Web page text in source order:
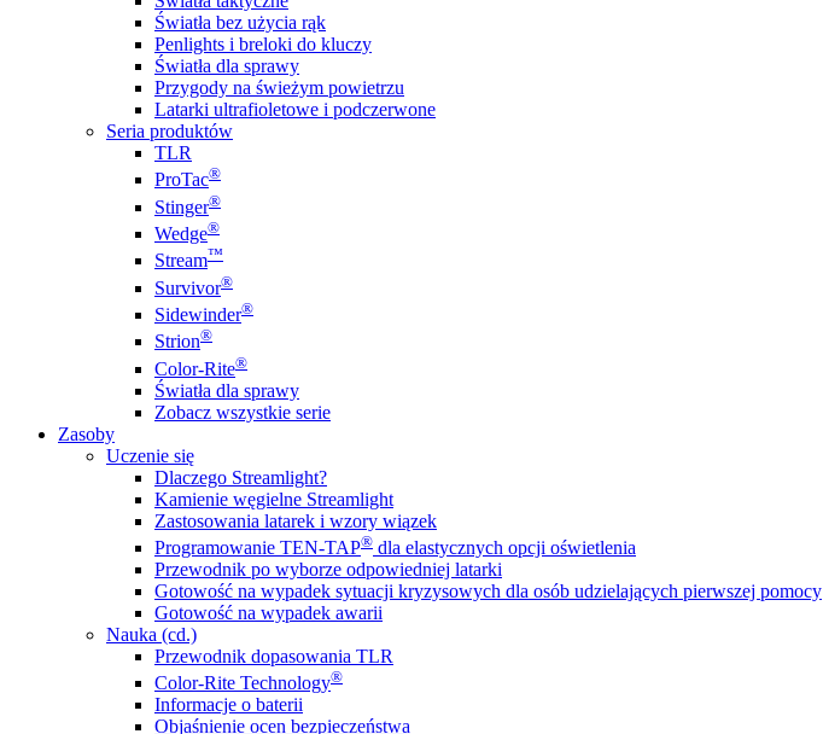
Światła bez użycia rąk
Penlights i breloki do kluczy
Światła dla sprawy
Przygody na świeżym powietrzu
Latarki ultrafioletowe i podczerwone
Seria produktów
TLR
ProTac®
Stinger®
Wedge®
Stream™
Survivor®
Sidewinder®
Strion®
Color-Rite®
Światła dla sprawy
Zobacz wszystkie serie
Zasoby
Uczenie się
Dlaczego Streamlight?
Kamienie węgielne Streamlight
Zastosowania latarek i wzory wiązek
Programowanie TEN-TAP® dla elastycznych opcji oświetlenia
Przewodnik po wyborze odpowiedniej latarki
Gotowość na wypadek sytuacji kryzysowych dla osób udzielających pierwszej pomocy
Gotowość na wypadek awarii
Nauka (cd.)
Przewodnik dopasowania TLR
Color-Rite Technology®
Informacje o baterii
Objaśnienie ocen bezpieczeństwa